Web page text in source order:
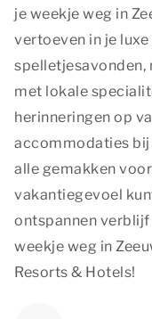
je weekje weg in
vertoeven in je
spelletjesavonden,
met lokale
herinneringen op
accommodaties bij
alle gemakken
vakantiegevoel
ontspannen
weekje weg in
Resorts & Hotels!